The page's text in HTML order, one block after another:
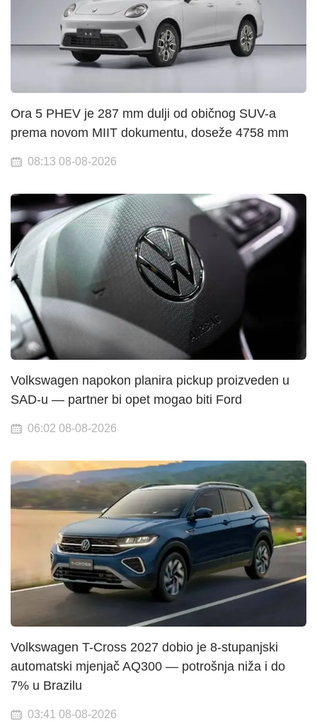
Ora 5 PHEV je 287 mm dulji od običnog SUV-a
prema novom MIIT dokumentu, doseže 4758 mm
08:13 08-08-2026
Volkswagen napokon planira pickup proizveden u
SAD-u — partner bi opet mogao biti Ford
06:02 08-08-2026
Volkswagen T-Cross 2027 dobio je 8-stupanjski
automatski mjenjač AQ300 — potrošnja niža i do
7% u Brazilu
03:41 08-08-2026